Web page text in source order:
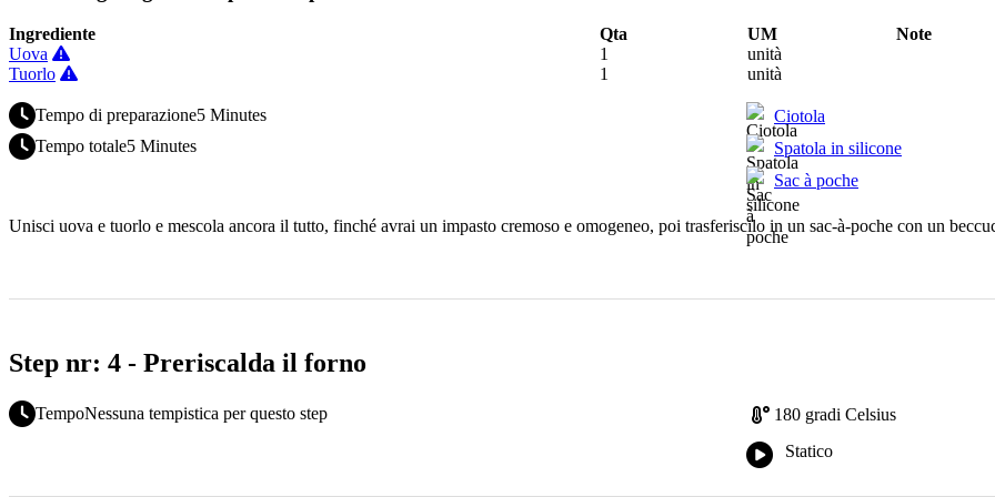
Ingrediente Qta UM
Note
Uova
1
unità
Tuorlo
1 unità
Tempo di preparazione5 Minutes
Tempo totale5 Minutes
Ciotola
Spatola in silicone
Sac à poche
Unisci uova e tuorlo e mescola ancora il tutto, finché avrai un impasto cremoso e omogeneo, poi trasferiscilo in un sac-à-poche con un
Step nr: 4 - Preriscalda il forno
TempoNessuna tempistica per questo step
180 gradi Celsius
Statico